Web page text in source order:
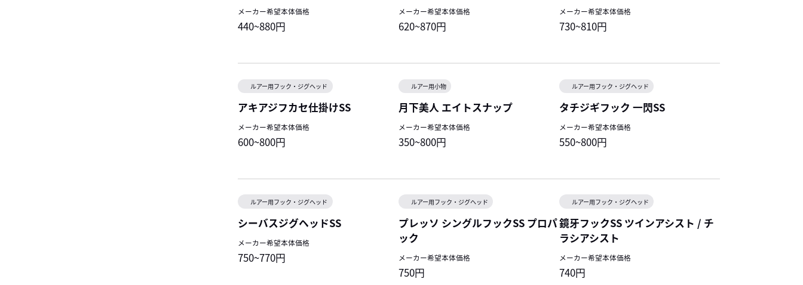
メーカー希望本体価格
440~880円
メーカー希望本体価格
620~870円
メーカー希望本体価格
730~810円
ルアー用フック・ジグヘッド
アキアジフカセ仕掛けSS
メーカー希望本体価格
600~800円
ルアー用小物
月下美人 エイトスナップ
メーカー希望本体価格
350~800円
ルアー用フック・ジグヘッド
タチジギフック 一閃SS
メーカー希望本体価格
550~800円
ルアー用フック・ジグヘッド
シーバスジグヘッドSS
メーカー希望本体価格
750~770円
ルアー用フック・ジグヘッド
プレッソ シングルフックSS プロパ
ック
メーカー希望本体価格
750円
ルアー用フック・ジグヘッド
鏡牙フックSS ツインアシスト / チ
ラシアシスト
メーカー希望本体価格
740円